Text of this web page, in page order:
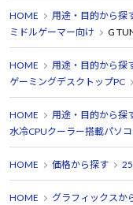
HOME 用途・目的から探
ミドルゲーマー向け
G
HOME 用途・目的から探
ゲーミングデスクトップPC
HOME 用途・目的から探
水冷CPUクーラー搭載パソ
HOME 価格から探す
HOME グラフィックスか